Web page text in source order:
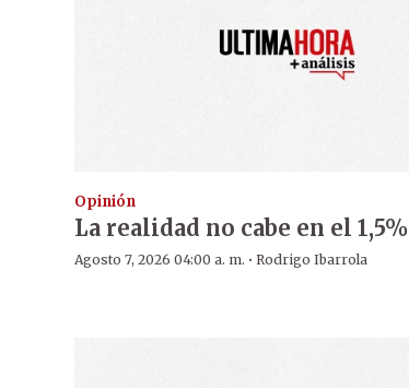
Opinión
La realidad no cabe en el 1,5%
Agosto 7, 2026 04:00 a. m. · Rodrigo Ibarrola